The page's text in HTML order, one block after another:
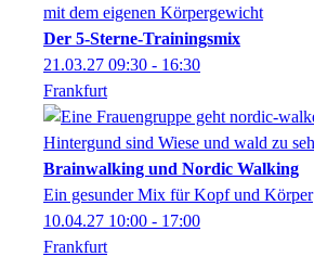
Der 5‑Sterne‑Trainingsmix
21.03.27 09:30 - 16:30
Frankfurt
Brainwalking und Nordic Walking
Ein gesunder Mix für Kopf und Körper
10.04.27 10:00 - 17:00
Frankfurt